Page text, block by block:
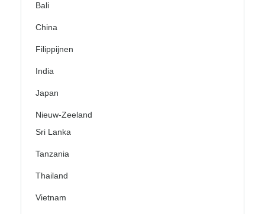
Bali
China
Filippijnen
India
Japan
Nieuw-Zeeland
Sri Lanka
Tanzania
Thailand
Vietnam